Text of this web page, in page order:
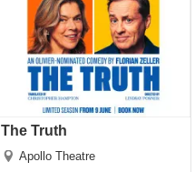
The Truth
Apollo Theatre